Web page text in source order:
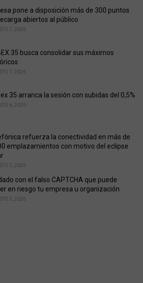
pone a disposición más de 300 puntos
abiertos al público
7, 2026
35 busca consolidar sus máximos
7, 2026
35 arranca la sesión con subidas del 0,5%
6, 2026
refuerza la conectividad en más de
emplazamientos con motivo del eclipse
5, 2026
con el falso CAPTCHA que puede
en riesgo tu empresa u organización
5, 2026